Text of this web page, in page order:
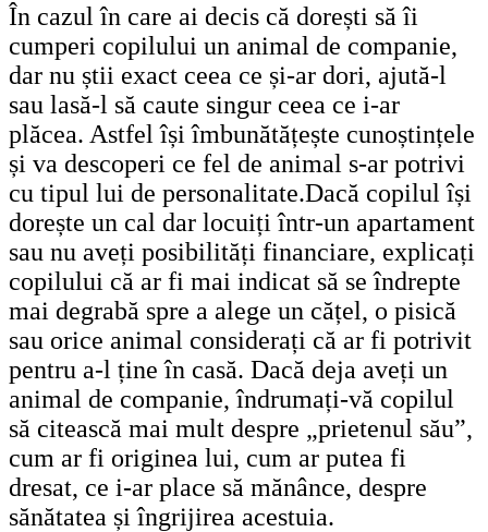
În cazul în care ai decis că dorești să îi
cumperi copilului un animal de companie,
dar nu știi exact ceea ce și-ar dori, ajută-l
sau lasă-l să caute singur ceea ce i-ar
plăcea. Astfel își îmbunătățește cunoștințele
și va descoperi ce fel de animal s-ar potrivi
cu tipul lui de personalitate.Dacă copilul își
dorește un cal dar locuiți într-un apartament
sau nu aveți posibilități financiare, explicați
copilului că ar fi mai indicat să se îndrepte
mai degrabă spre a alege un cățel, o pisică
sau orice animal considerați că ar fi potrivit
pentru a-l ține în casă. Dacă deja aveți un
animal de companie, îndrumați-vă copilul
să citească mai mult despre „prietenul său”,
cum ar fi originea lui, cum ar putea fi
dresat, ce i-ar place să mănânce, despre
sănătatea și îngrijirea acestuia.